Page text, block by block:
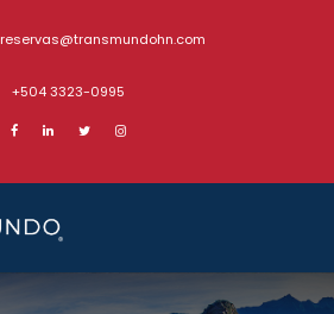
reservas@transmundohn.com
+504 3323-0995